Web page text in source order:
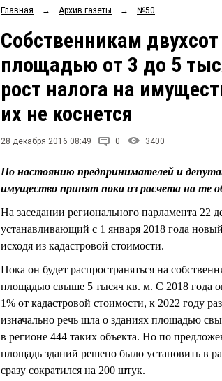
Главная → Архив газеты → №50
Собственникам
площадью от 3 до 5
рост налога на
их не коснется
28 декабря 2016 08:49 0 3400
По настоянию предпринимателей и
имущество принят пока из расчета на те
На заседании регионального парламента 22
устанавливающий с 1 января 2018 года
исходя из кадастровой стоимости.
Пока он будет распространяться на
площадью свыше 5 тысяч кв. м. С 2018 года
1% от кадастровой стоимости, к 2022 году
изначально речь шла о зданиях площадью
в регионе 444 таких объекта. Но по
площадь зданий решено было установить в
сразу сократился на 200 штук.